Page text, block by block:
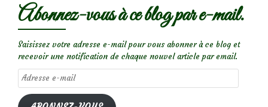
Abonnez-vous à ce blog par e-mail.
Saisissez votre adresse e-mail pour vous abonner à ce blog et
recevoir une notification de chaque nouvel article par email.
Adresse
e-
mail